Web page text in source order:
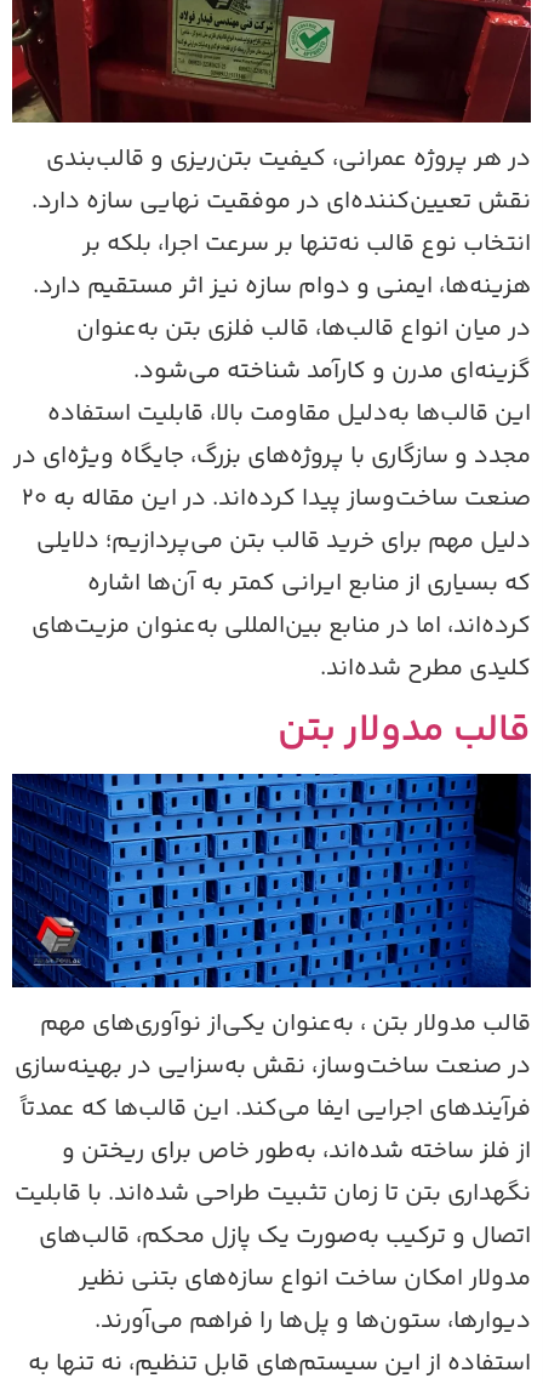
هر پروژه عمرانی، کیفیت بتن‌ریزی و قالب‌بندی
تعیین‌کننده‌ای در موفقیت نهایی سازه دارد.
نوع قالب نه‌تنها بر سرعت اجرا، بلکه بر
ایمنی و دوام سازه نیز اثر مستقیم دارد.
میان انواع قالب‌ها، قالب فلزی بتن به‌عنوان
مدرن و کارآمد شناخته می‌شود.
قالب‌ها به‌دلیل مقاومت بالا، قابلیت استفاده
و سازگاری با پروژه‌های بزرگ، جایگاه ویژه‌ای در
صنعت ساخت‌وساز پیدا کرده‌اند. در این مقاله به ۲۰
مهم برای خرید قالب بتن می‌پردازیم؛ دلایلی
بسیاری از منابع ایرانی کمتر به آن‌ها اشاره
اما در منابع بین‌المللی به‌عنوان مزیت‌های
مطرح شده‌اند.
مدولار بتن
مدولار بتن ، به‌عنوان یکی‌از نوآوری‌های مهم
صنعت ساخت‌وساز، نقش به‌سزایی در بهینه‌سازی
اجرایی ایفا می‌کند. این قالب‌ها که عمدتاً
فلز ساخته شده‌اند، به‌طور خاص برای ریختن و
بتن تا زمان تثبیت طراحی شده‌اند. با قابلیت
و ترکیب به‌صورت یک پازل محکم، قالب‌های
امکان ساخت انواع سازه‌های بتنی نظیر
ستون‌ها و پل‌ها را فراهم می‌آورند.
از این سیستم‌های قابل تنظیم، نه تنها به